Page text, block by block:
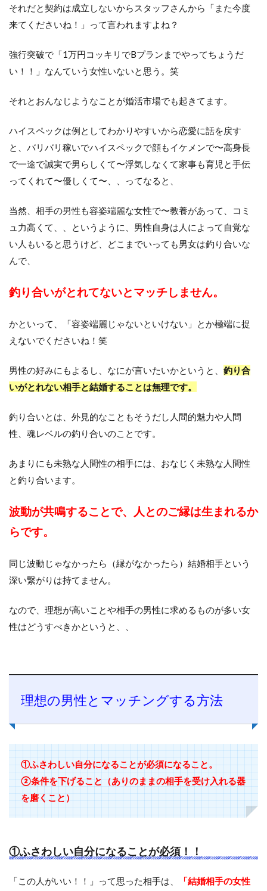
それだと契約は成立しないからスタッフさんから「また今度
来てくださいね！」って言われますよね？
強行突破で「1万円コッキリでBプランまでやってちょうだ
い！！」なんていう女性いないと思う。笑
それとおんなじようなことが婚活市場でも起きてます。
ハイスペックは例としてわかりやすいから恋愛に話を戻す
と、バリバリ稼いでハイスペックで顔もイケメンで〜高身長
で一途で誠実で男らしくて〜浮気しなくて家事も育児と手伝
ってくれて〜優しくて〜、、ってなると、
当然、相手の男性も容姿端麗な女性で〜教養があって、コミ
ュ力高くて、、というように、男性自身は人によって自覚な
い人もいると思うけど、どこまでいっても男女は釣り合いな
んで、
釣り合いがとれてないとマッチしません。
かといって、「容姿端麗じゃないといけない」とか極端に捉
えないでくださいね！笑
男性の好みにもよるし、なにが言いたいかというと、 釣り合
いがとれない相手と結婚することは無理です。
釣り合いとは、外見的なこともそうだし人間的魅力や人間
性、魂レベルの釣り合いのことです。
あまりにも未熟な人間性の相手には、おなじく未熟な人間性
と釣り合います。
波動が共鳴することで、人とのご縁は生まれるか
らです。
同じ波動じゃなかったら（縁がなかったら）結婚相手という
深い繋がりは持てません。
なので、理想が高いことや相手の男性に求めるものが多い女
性はどうすべきかというと、、
理想の男性とマッチングする方法
①ふさわしい自分になることが必須になること。
②条件を下げること（ありのままの相手を受け入れる器
を磨くこと）
①ふさわしい自分になることが必須！！
「この人がいい！！」って思った相手は、 「結婚相手の女性